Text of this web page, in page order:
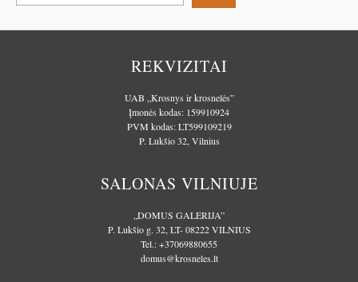
REKVIZITAI
UAB „Krosnys ir krosnelės”
Įmonės kodas: 159910924
PVM kodas: LT599109219
P. Lukšio 32, Vilnius
SALONAS VILNIUJE
„DOMUS GALERIJA”
P. Lukšio g. 32, LT- 08222 VILNIUS
Tel.:+37069880655
domus@krosneles.lt